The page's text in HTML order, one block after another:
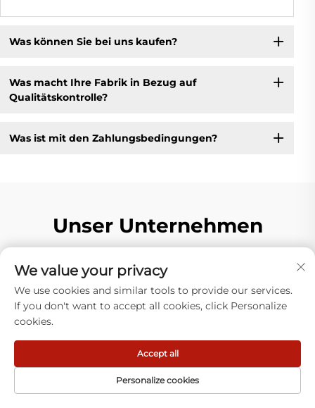
Was können Sie bei uns kaufen?
Was macht Ihre Fabrik in Bezug auf
Qualitätskontrolle?
Was ist mit den Zahlungsbedingungen?
Unser Unternehmen
30
Jul
We value your privacy
We use cookies and similar tools to provide our services.
If you don't want to accept all cookies, click Personalize
cookies.
Personalize cookies
Accept all